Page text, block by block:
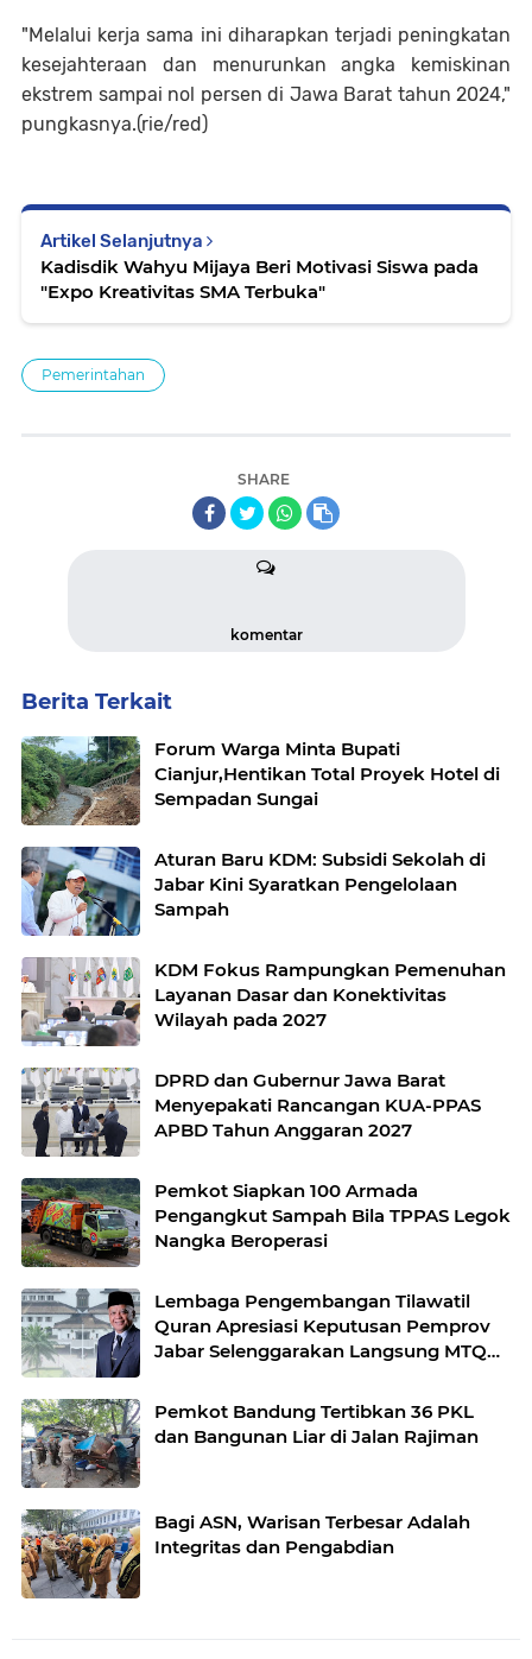
"Melalui kerja sama ini diharapkan terjadi peningkatan
kesejahteraan dan menurunkan angka kemiskinan
ekstrem sampai nol persen di Jawa Barat tahun 2024,"
pungkasnya.(rie/red)
Artikel Selanjutnya
Kadisdik Wahyu Mijaya Beri Motivasi Siswa pada
"Expo Kreativitas SMA Terbuka"
Pemerintahan
SHARE
komentar
Berita Terkait
Forum Warga Minta Bupati
Cianjur,Hentikan Total Proyek Hotel di
Sempadan Sungai
Aturan Baru KDM: Subsidi Sekolah di
Jabar Kini Syaratkan Pengelolaan
Sampah
KDM Fokus Rampungkan Pemenuhan
Layanan Dasar dan Konektivitas
Wilayah pada 2027
DPRD dan Gubernur Jawa Barat
Menyepakati Rancangan KUA-PPAS
APBD Tahun Anggaran 2027
Pemkot Siapkan 100 Armada
Pengangkut Sampah Bila TPPAS Legok
Nangka Beroperasi
Lembaga Pengembangan Tilawatil
Quran Apresiasi Keputusan Pemprov
Jabar Selenggarakan Langsung MTQ
Pemkot Bandung Tertibkan 36 PKL
dan Bangunan Liar di Jalan Rajiman
Bagi ASN, Warisan Terbesar Adalah
Integritas dan Pengabdian